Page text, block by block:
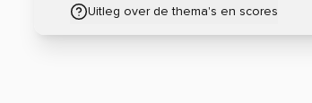
Uitleg over de thema's en scores